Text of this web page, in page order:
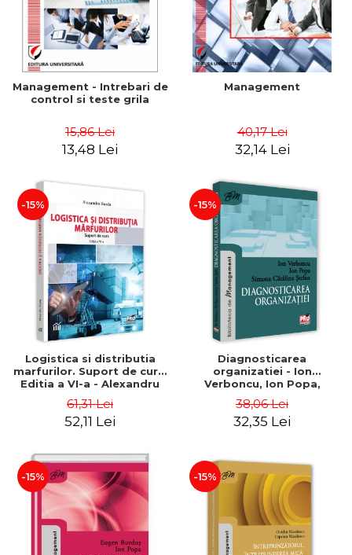
Management - Intrebari de
control si teste grila
15,86 Lei
13,48 Lei
Management
40,17 Lei
32,14 Lei
-15%
Logistica si distributia
marfurilor. Suport de curs.
Editia a VI-a - Alexandru
61,31 Lei
52,11 Lei
-15%
Diagnosticarea
organizatiei - Ion
Verboncu, Ion Popa,
38,06 Lei
32,35 Lei
-15% -15%